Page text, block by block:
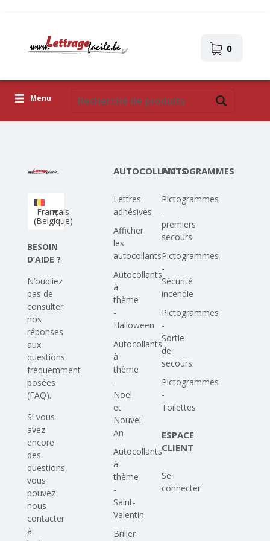
0
Menu
Téléchargez votre propre conception
Corona Covid-19
Français
(Belgique)
BESOIN
D’AIDE ?
N’oubliez
pas de
consulter
nos
réponses
aux
questions
fréquemment
posées
(FAQ).
Si vous
avez
encore
des
questions,
vous
pouvez
nous
contacter
à
AUTOCOLLANTS
Lettres
adhésives
Afficher
les
autocollants
Autocollants
à
thème
-
Halloween
Autocollants
à
thème
-
Noël
et
Nouvel
An
Autocollants
à
thème
-
Saint-
Valentin
Briller
PICTOGRAMMES
Pictogrammes
-
premiers
secours
Pictogrammes
-
Sécurité
incendie
Pictogrammes
-
Sortie
de
secours
Pictogrammes
-
Toilettes
ESPACE
CLIENT
Se
connecter